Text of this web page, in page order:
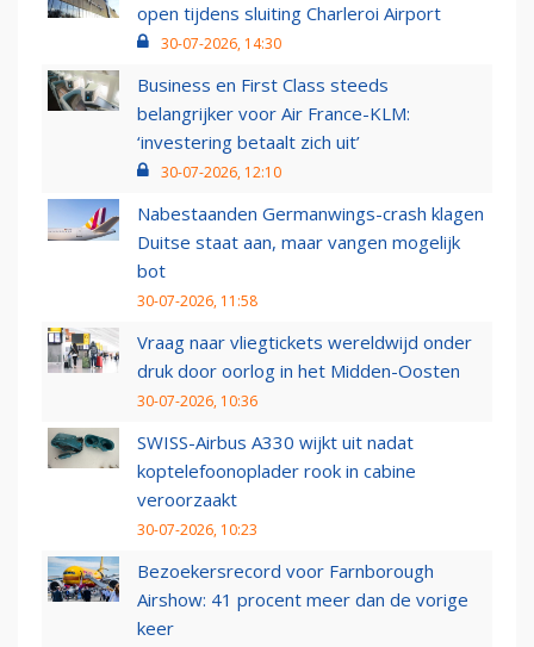
open tijdens sluiting Charleroi Airport
30-07-2026, 14:30
Business en First Class steeds
belangrijker voor Air France-KLM:
‘investering betaalt zich uit’
30-07-2026, 12:10
Nabestaanden Germanwings-crash klagen
Duitse staat aan, maar vangen mogelijk
bot
30-07-2026, 11:58
Vraag naar vliegtickets wereldwijd onder
druk door oorlog in het Midden-Oosten
30-07-2026, 10:36
SWISS-Airbus A330 wijkt uit nadat
koptelefoonoplader rook in cabine
veroorzaakt
30-07-2026, 10:23
Bezoekersrecord voor Farnborough
Airshow: 41 procent meer dan de vorige
keer